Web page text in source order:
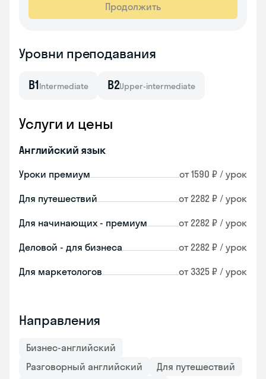
Продолжить
Уровни преподавания
B1Intermediate B2Upper-intermediate
Услуги и цены
Английский язык
Уроки премиум от 1590 ₽ / урок
Для путешествий от 2282 ₽ / урок
Для начинающих - премиум от 2282 ₽ / урок
Деловой - для бизнеса от 2282 ₽ / урок
Для маркетологов от 3325 ₽ / урок
Направления
Бизнес-английский
Разговорный английский
Для путешествий